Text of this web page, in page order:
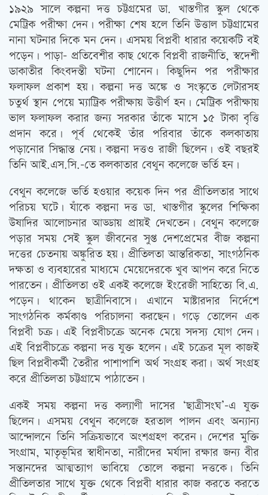
১৯২৯ সালে কল্পনা দত্ত চট্টগ্রমের ডা. খাস্তগীর স্কুল থেকে
মেট্রিক পরীক্ষা দেন। পরীক্ষা শেষ হলে তিনি উত্তাল চট্টগ্রামের
নানা ঘটনার দিকে মন দেন। এসময় বিপ্লবী ধারার কয়েকটি বই
পড়েন। পাড়া- প্রতিবেশীর কাছ থেকে বিপ্লবী রাজনীতি, স্বদেশী
ডাকাতীর কিংবদন্তী ঘটনা শোনেন। কিছুদিন পর পরীক্ষার
ফলাফল প্রকাশ হয়। কল্পনা দত্ত অঙ্কে ও সংস্কৃতে লেটারসহ
চতুর্থ স্থান পেয়ে ম্যাট্রিক পরীক্ষায় উত্তীর্ণ হন। মেট্রিক পরীক্ষায়
ভাল ফলাফল করার জন্য সরকার তাঁকে মাসে ১৫ টাকা বৃত্তি
প্রদান করে। পূর্ব থেকেই তাঁর পরিবার তাঁকে কলকাতায়
পড়ানোর সিদ্ধান্ত নেয়। কল্পনা দত্তও রাজী ছিলেন। ওই বছরই
তিনি আই.এস.সি.-তে কলকাতার বেথুন কলেজে ভর্তি হন।
বেথুন কলেজে ভর্তি হওয়ার কয়েক দিন পর প্রীতিলতার সাথে
পরিচয় ঘটে। যাঁকে কল্পনা দত্ত ডা. খাস্তগীর স্কুলের শিক্ষিকা
উষাদির আলোচনার আড্ডায় প্রায়ই দেখতেন। বেথুন কলেজে
পড়ার সময় সেই স্কুল জীবনের সুপ্ত দেশপ্রেমের বীজ কল্পনা
দত্তের চেতনায় অঙ্কুরিত হয়। প্রীতিলতা আন্তরিকতা, সাংগঠনিক
দক্ষতা ও ব্যবহারের মাধ্যমে মেয়েদেরকে খুব আপন করে নিতে
পারতেন। প্রীতিলতা ওই একই কলেজে ইংরেজী সাহিত্যে বি.এ.
পড়েন। থাকেন ছাত্রীনিবাসে। এখানে মাষ্টারদার নির্দেশে
সাংগঠনিক কর্মকাণ্ড পরিচালনা করছেন। গড়ে তোলেন এক
বিপ্লবী চক্র। এই বিপ্লবীচক্রে অনেক মেয়ে সদস্য যোগ দেন।
এই বিপ্লবীচক্রে কল্পনা দত্ত যুক্ত হলেন। এই চক্রের মূল কাজই
ছিল বিপ্লবীকর্মী তৈরীর পাশাপাশি অর্থ সংগ্রহ করা। অর্থ সংগ্রহ
করে প্রীতিলতা চট্টগ্রামে পাঠাতেন।
একই সময় কল্পনা দত্ত কল্যাণী দাসের ‘ছাত্রীসংঘ’-এ যুক্ত
ছিলেন। এসময় বেথুন কলেজে হরতাল পালন এবং অন্যান্য
আন্দোলনে তিনি সক্রিয়ভাবে অংশগ্রহণ করেন। দেশের মুক্তি
সংগ্রাম, মাতৃভূমির স্বাধীনতা, নারীদের মর্যাদা রক্ষার জন্য বীর
সন্তানদের আত্মত্যাগ ভাবিয়ে তোলে কল্পনা দত্তকে। তিনি
প্রীতিলতার সাথে যুক্ত থেকে বিপ্লবী ধারার কাজ করতে করতে